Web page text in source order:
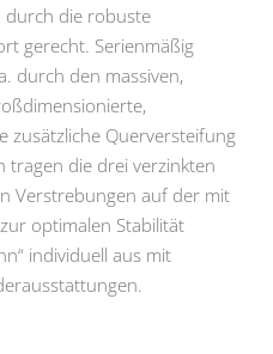
durch die robuste
gerecht. Serienmäßig
durch den massiven,
zusätzliche Querversteifung
tragen die drei verzinkten
Verstrebungen auf der mit
optimalen Stabilität
individuell aus mit